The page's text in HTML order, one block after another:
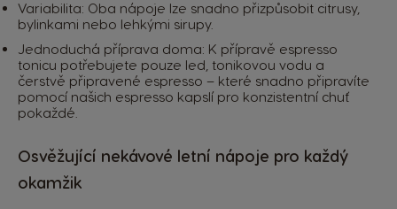
Variabilita: Oba nápoje lze snadno přizpůsobit citrusy,
bylinkami nebo lehkými sirupy.
Jednoduchá příprava doma: K přípravě espresso
tonicu potřebujete pouze led, tonikovou vodu a
čerstvě připravené espresso – které snadno připravíte
pomocí našich espresso kapslí pro konzistentní chuť
pokaždé.
Osvěžující nekávové letní nápoje pro každý
okamžik